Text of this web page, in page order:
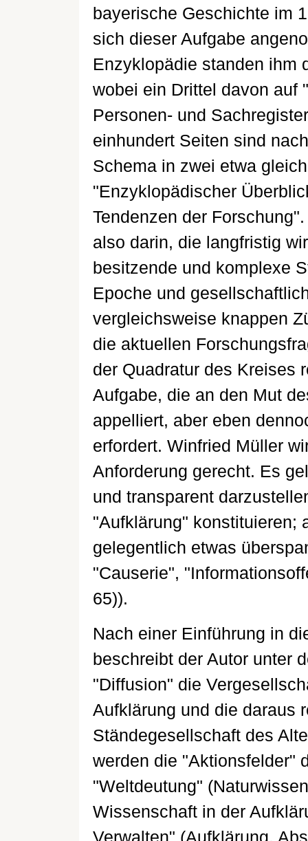
bayerische Geschichte im
sich dieser Aufgabe
Enzyklopädie standen ihm
wobei ein Drittel davon auf
Personen- und
einhundert Seiten sind
Schema in zwei etwa
"Enzyklopädischer
Tendenzen der
also darin, die langfristig
besitzende und komplexe
Epoche und
vergleichsweise knappen
die aktuellen
der Quadratur des Kreises
Aufgabe, die an den Mut
appelliert, aber eben
erfordert. Winfried Müller
Anforderung gerecht. Es
und transparent
"Aufklärung" konstituieren;
gelegentlich etwas
"Causerie",
65)).
Nach einer Einführung in
beschreibt der Autor unter
"Diffusion" die
Aufklärung und die daraus
Ständegesellschaft des
werden die "Aktionsfelder"
"Weltdeutung"
Wissenschaft in der
Verwalten" (Aufklärung,